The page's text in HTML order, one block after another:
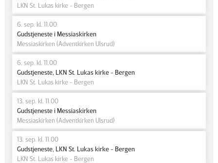
LKN St. Lukas kirke - Bergen
6. sep. kl. 11.00
Gudstjeneste i Messiaskirken
Messiaskirken (Adventkirken Ulsrud)
6. sep. kl. 11.00
Gudstjeneste, LKN St. Lukas kirke - Bergen
LKN St. Lukas kirke - Bergen
13. sep. kl. 11.00
Gudstjeneste i Messiaskirken
Messiaskirken (Adventkirken Ulsrud)
13. sep. kl. 11.00
Gudstjeneste, LKN St. Lukas kirke - Bergen
LKN St. Lukas kirke - Bergen